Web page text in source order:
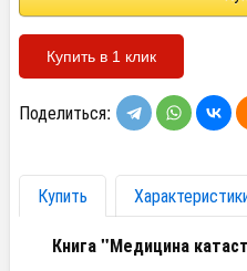
Купить в 1 клик
Поделиться:
Купить
Книга "Медицина